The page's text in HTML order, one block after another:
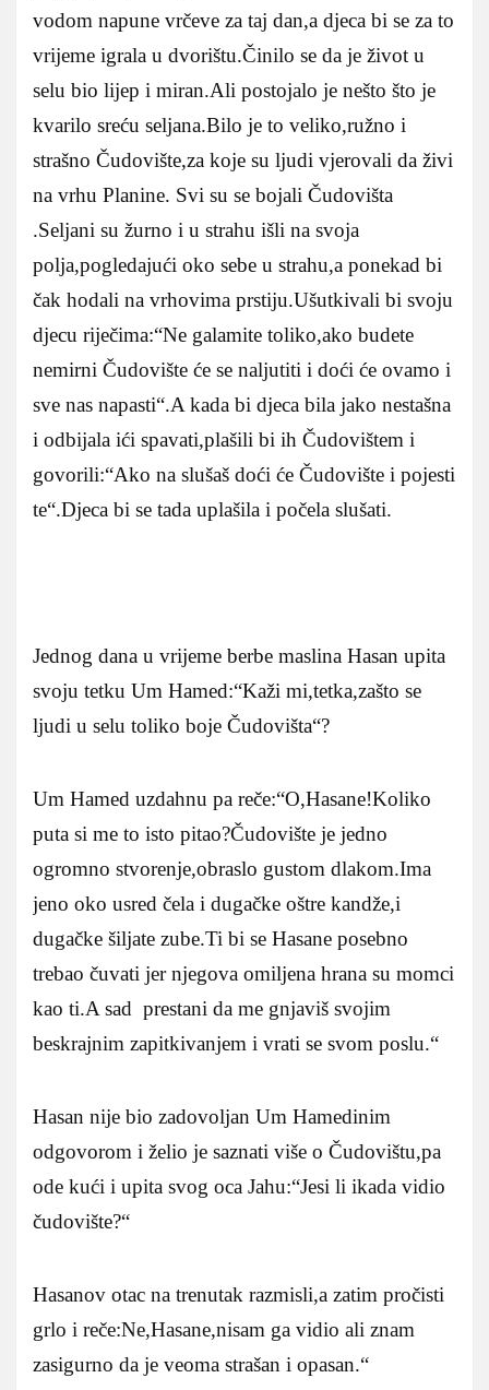
vodom napune vrčeve za taj dan,a djeca bi se za to
vrijeme igrala u dvorištu.Činilo se da je život u
selu bio lijep i miran.Ali postojalo je nešto što je
kvarilo sreću seljana.Bilo je to veliko,ružno i
strašno Čudovište,za koje su ljudi vjerovali da živi
na vrhu Planine. Svi su se bojali Čudovišta
.Seljani su žurno i u strahu išli na svoja
polja,pogledajući oko sebe u strahu,a ponekad bi
čak hodali na vrhovima prstiju.Ušutkivali bi svoju
djecu riječima:“Ne galamite toliko,ako budete
nemirni Čudovište će se naljutiti i doći će ovamo i
sve nas napasti“.A kada bi djeca bila jako nestašna
i odbijala ići spavati,plašili bi ih Čudovištem i
govorili:“Ako na slušaš doći će Čudovište i pojesti
te“.Djeca bi se tada uplašila i počela slušati.
Jednog dana u vrijeme berbe maslina Hasan upita
svoju tetku Um Hamed:“Kaži mi,tetka,zašto se
ljudi u selu toliko boje Čudovišta“?
Um Hamed uzdahnu pa reče:“O,Hasane!Koliko
puta si me to isto pitao?Čudovište je jedno
ogromno stvorenje,obraslo gustom dlakom.Ima
jeno oko usred čela i dugačke oštre kandže,i
dugačke šiljate zube.Ti bi se Hasane posebno
trebao čuvati jer njegova omiljena hrana su momci
kao ti.A sad prestani da me gnjaviš svojim
beskrajnim zapitkivanjem i vrati se svom poslu.“
Hasan nije bio zadovoljan Um Hamedinim
odgovorom i želio je saznati više o Čudovištu,pa
ode kući i upita svog oca Jahu:“Jesi li ikada vidio
čudovište?“
Hasanov otac na trenutak razmisli,a zatim pročisti
grlo i reče:Ne,Hasane,nisam ga vidio ali znam
zasigurno da je veoma strašan i opasan.“